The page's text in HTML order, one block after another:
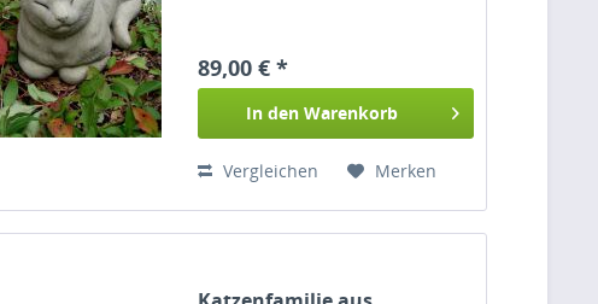
89,00 € *
In den Warenkorb
Vergleichen Merken